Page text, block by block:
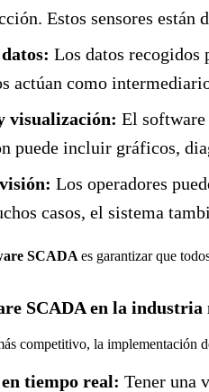
Estos sensores están
Los datos recogidos
actúan como
visualización: El
puede incluir gráficos,
Los operadores
casos, el sistema
SCADA es garantizar que
SCADA en la industria
competitivo, la implementación
tiempo real: Tener una